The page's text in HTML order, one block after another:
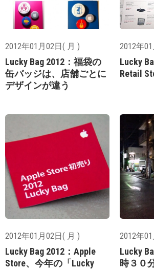
2012年01月02日( 月 )
Lucky Bag 2012：福袋の
缶バッジは、店舗ごとに
デザインが違う
2012年
Lucky
Retail
2012年01月02日( 月 )
Lucky Bag 2012：Apple
Store、今年の「Lucky
2012年
Lucky
時３０